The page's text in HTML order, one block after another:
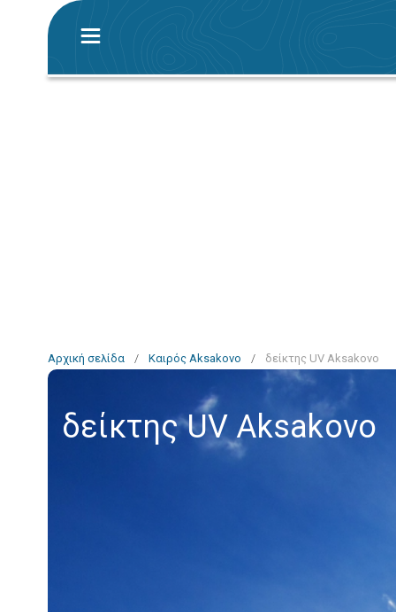
Αρχική σελίδα / Καιρός Aksakovo / δείκτης UV Aksakovo
δείκτης UV Aksakovo